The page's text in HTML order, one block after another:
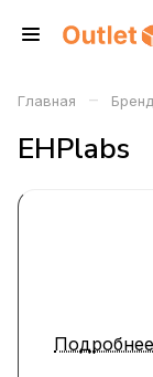
Главная –
EHPlabs
Подробнее